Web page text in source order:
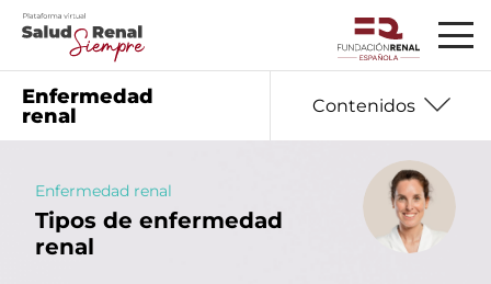
Enfermedad
renal
Contenidos
01 Información básica
Enfermedad renal
Tipos de enfermedad
renal